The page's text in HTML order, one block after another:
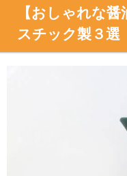
【おしゃれな
スチック製３選